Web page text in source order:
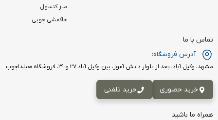
میز کنسول
جاکفشی چوبی
تماس با ما
آدرس فروشگاه:
مشهد، وکیل آباد، بعد از بلوار دانش آموز، بین وکیل آباد ۲۷ و ۲۹، فروشگاه هیلداچوب
خرید حضوری خرید تلفنی
همراه ما باشید